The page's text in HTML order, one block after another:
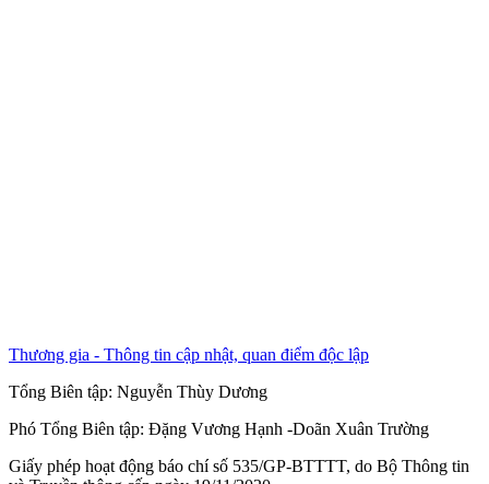
Thương gia - Thông tin cập nhật, quan điểm độc lập
Tổng Biên tập: Nguyễn Thùy Dương
Phó Tổng Biên tập: Đặng Vương Hạnh -Doãn Xuân Trường
Giấy phép hoạt động báo chí số 535/GP-BTTTT, do Bộ Thông tin